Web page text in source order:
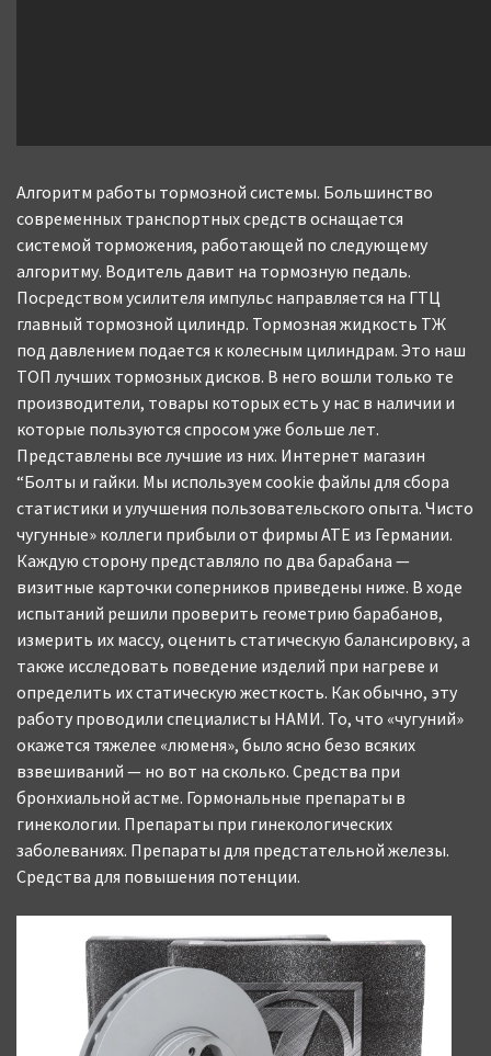
Алгоритм работы тормозной системы. Большинство
современных транспортных средств оснащается
системой торможения, работающей по следующему
алгоритму. Водитель давит на тормозную педаль.
Посредством усилителя импульс направляется на ГТЦ
главный тормозной цилиндр. Тормозная жидкость ТЖ
под давлением подается к колесным цилиндрам. Это наш
ТОП лучших тормозных дисков. В него вошли только те
производители, товары которых есть у нас в наличии и
которые пользуются спросом уже больше лет.
Представлены все лучшие из них. Интернет магазин
“Болты и гайки. Мы используем cookie файлы для сбора
статистики и улучшения пользовательского опыта. Чисто
чугунные» коллеги прибыли от фирмы АТЕ из Германии.
Каждую сторону представляло по два барабана —
визитные карточки соперников приведены ниже. В ходе
испытаний решили проверить геометрию барабанов,
измерить их массу, оценить статическую балансировку, а
также исследовать поведение изделий при нагреве и
определить их статическую жесткость. Как обычно, эту
работу проводили специалисты НАМИ. То, что «чугуний»
окажется тяжелее «люменя», было ясно безо всяких
взвешиваний — но вот на сколько. Средства при
бронхиальной астме. Гормональные препараты в
гинекологии. Препараты при гинекологических
заболеваниях. Препараты для предстательной железы.
Средства для повышения потенции.